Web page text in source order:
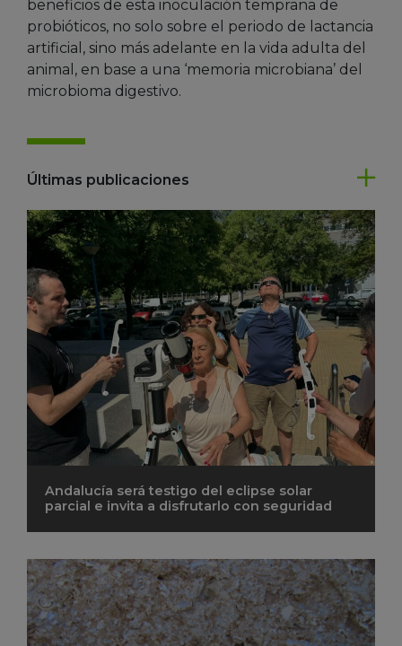
beneficios de esta inoculación temprana de
probióticos, no solo sobre el periodo de lactancia
artificial, sino más adelante en la vida adulta del
animal, en base a una ‘memoria microbiana’ del
microbioma digestivo.
Últimas publicaciones
Andalucía será testigo del eclipse solar
parcial e invita a disfrutarlo con seguridad